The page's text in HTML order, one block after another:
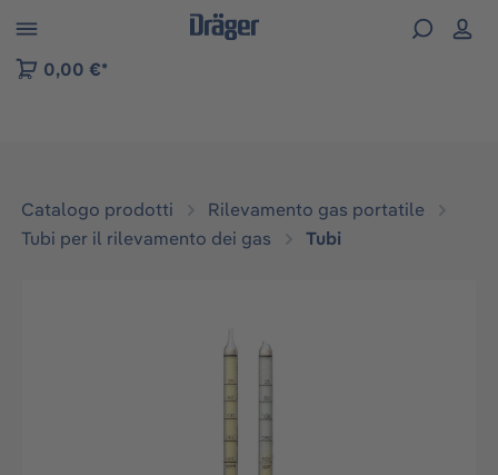
Skip to B2B platform navigation
0,00 €*
Catalogo prodotti
Rilevamento gas portatile
Tubi per il rilevamento dei gas
Tubi
Salta la galleria di immagini